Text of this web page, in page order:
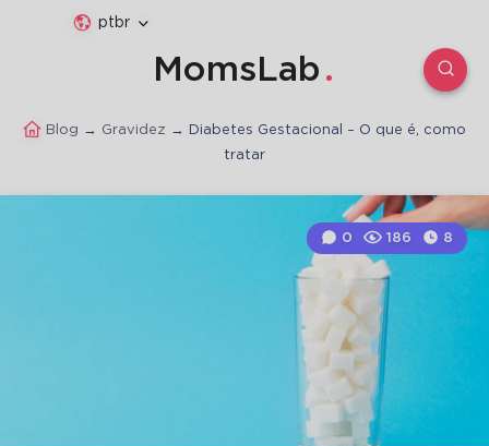
ptbr
MomsLab
Blog → Gravidez → Diabetes Gestacional – O que é, como
tratar
0 186 8